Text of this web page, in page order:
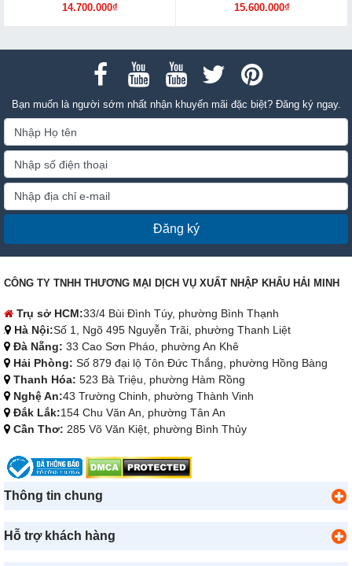
14.700.000₫
15.600.000₫
Bạn muốn là người sớm nhất nhận khuyến mãi đặc biệt? Đăng ký ngay.
Đăng ký
CÔNG TY TNHH THƯƠNG MẠI DỊCH VỤ XUẤT NHẬP KHẨU HẢI MINH
Trụ sở HCM:33/4 Bùi Đình Túy, phường Bình Thạnh
Hà Nội:Số 1, Ngõ 495 Nguyễn Trãi, phường Thanh Liệt
Đà Nẵng: 33 Cao Sơn Pháo, phường An Khê
Hải Phòng: Số 879 đại lộ Tôn Đức Thắng, phường Hồng Bàng
Thanh Hóa: 523 Bà Triệu, phường Hàm Rồng
Nghệ An:43 Trường Chinh, phường Thành Vinh
Đắk Lắk:154 Chu Văn An, phường Tân An
Cần Thơ: 285 Võ Văn Kiệt, phường Bình Thủy
Thông tin chung
Hỗ trợ khách hàng